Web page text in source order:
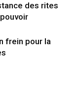
des rites
frein pour la